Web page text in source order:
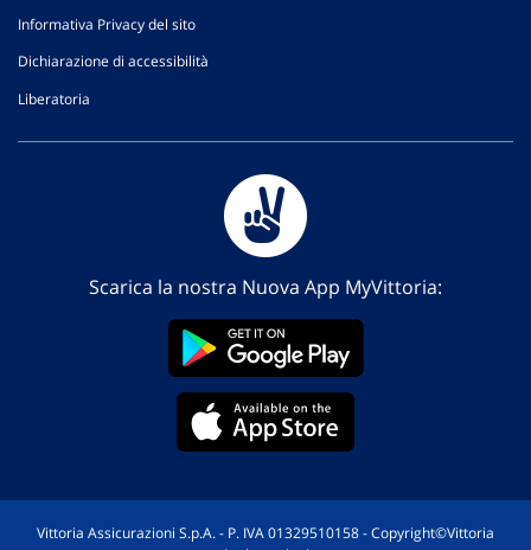
Informativa Privacy del sito
Dichiarazione di accessibilità
Liberatoria
Scarica la nostra Nuova App MyVittoria:
Vittoria Assicurazioni S.p.A. - P. IVA 01329510158 - Copyright©Vittoria